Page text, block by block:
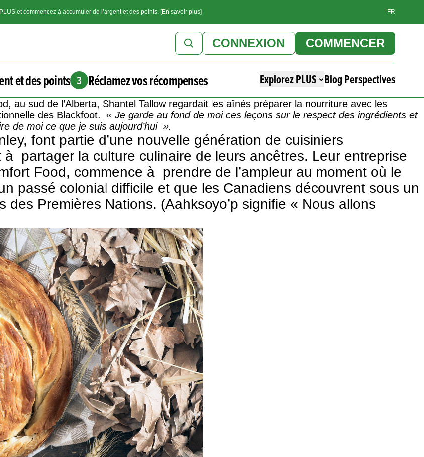
et commencez à accumuler de l’argent et des points. [En savoir plus] FR
CONNEXION COMMENCER
et des points 3 Réclamez vos récompenses Explorez PLUS Blog Perspectives
au sud de l’Alberta, Shantel Tallow regardait les aînés préparer la nourriture avec les
des Blackfoot.
« Je garde au fond de moi ces leçons sur le respect des ingrédients et
de moi ce que je suis aujourd’hui ».
font partie d’une nouvelle génération de cuisiniers
partager la culture culinaire de leurs ancêtres. Leur entreprise
Food, commence à prendre de l’ampleur au moment où le
passé colonial difficile et que les Canadiens découvrent sous un
Premières Nations. (Aahksoyo’p signifie « Nous allons